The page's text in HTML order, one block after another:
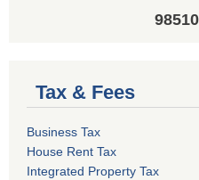
Tax & Fees
Business Tax
House Rent Tax
Integrated Property Tax